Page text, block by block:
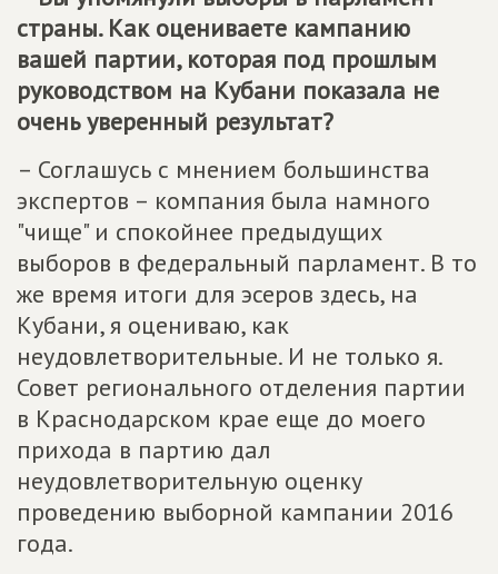
страны. Как оцениваете кампанию
вашей партии, которая под прошлым
руководством на Кубани показала не
очень уверенный результат?
– Соглашусь с мнением большинства
экспертов – компания была намного
"чище" и спокойнее предыдущих
выборов в федеральный парламент. В то
же время итоги для эсеров здесь, на
Кубани, я оцениваю, как
неудовлетворительные. И не только я.
Совет регионального отделения партии
в Краснодарском крае еще до моего
прихода в партию дал
неудовлетворительную оценку
проведению выборной кампании 2016
года.